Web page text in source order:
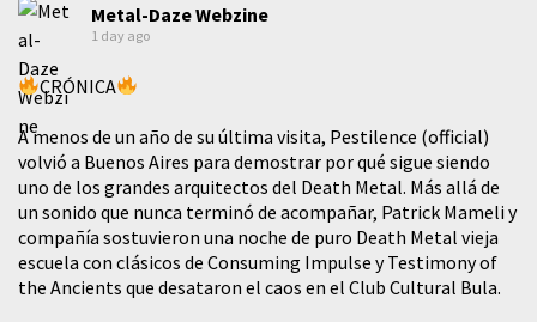
Metal-Daze Webzine
1 day ago
CRÓNICA
A menos de un año de su última visita, Pestilence (official)
volvió a Buenos Aires para demostrar por qué sigue siendo
uno de los grandes arquitectos del Death Metal. Más allá de
un sonido que nunca terminó de acompañar, Patrick Mameli y
compañía sostuvieron una noche de puro Death Metal vieja
escuela con clásicos de Consuming Impulse y Testimony of
the Ancients que desataron el caos en el Club Cultural Bula.